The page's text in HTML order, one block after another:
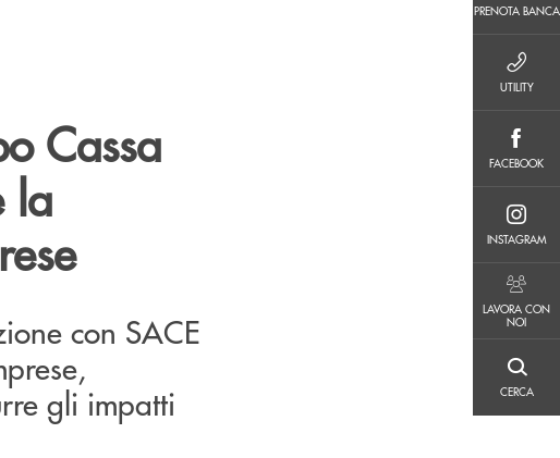
PRENOTA BANCA
UTILITY
FACEBOOK
INSTAGRAM
LAVORA CON
NOI
CERCA
Cassa
la
con SACE
gli impatti